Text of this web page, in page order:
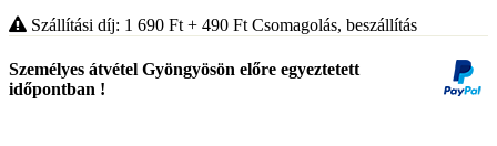
Szállítási díj: 1 690 Ft + 490 Ft Csomagolás, beszállítás
Személyes átvétel Gyöngyösön előre egyeztetett
időpontban !